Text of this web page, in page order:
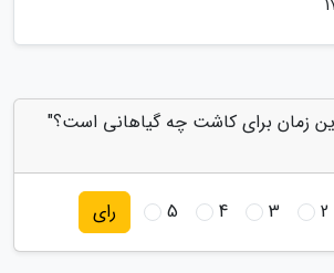
زمان برای کاشت چه گیاهانی است؟"
2
3
4
5 رای